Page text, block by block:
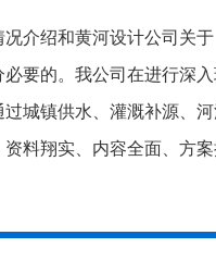
介绍和黄河设计公司关
要的。我公司在进行深
城镇供水、灌溉补源、
料翔实、内容全面、方